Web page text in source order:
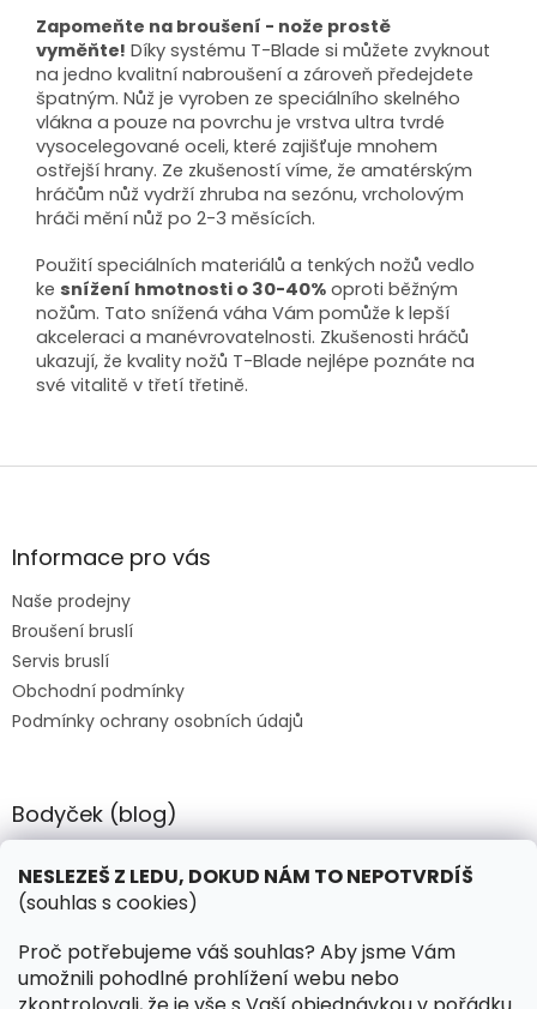
NESLEZEŠ Z LEDU, DOKUD NÁM TO NEPOTVRDÍŠ
(souhlas s cookies)
Proč potřebujeme váš souhlas? Aby jsme Vám
umožnili pohodlné prohlížení webu nebo
Zapomeňte na broušení - nože prostě
vyměňte! Díky systému T-Blade si můžete zvyknout
na jedno kvalitní nabroušení a zároveň předejdete
špatným. Nůž je vyroben ze speciálního skelného
vlákna a pouze na povrchu je vrstva ultra tvrdé
vysocelegované oceli, které zajišťuje mnohem
ostřejší hrany. Ze zkušeností víme, že amatérským
hráčům nůž vydrží zhruba na sezónu, vrcholovým
hráči mění nůž po 2-3 měsících.
Použití speciálních materiálů a tenkých nožů vedlo
ke snížení hmotnosti o 30-40% oproti běžným
nožům. Tato snížená váha Vám pomůže k lepší
akceleraci a manévrovatelnosti. Zkušenosti hráčů
ukazují, že kvality nožů T-Blade nejlépe poznáte na
své vitalitě v třetí třetině.
Z
aInformace pro vás
Naše prodejny
Broušení bruslí
Servis bruslí
Obchodní podmínky
Podmínky ochrany osobních údajů
Bodyček (blog)
BIOSTEEL - Kdy je vhodné pít protein?
Kontakt
objednavky @hokejnet.cz